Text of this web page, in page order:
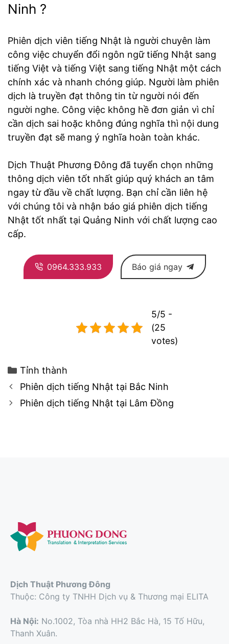
Ninh ?
Phiên dịch viên tiếng Nhật là người chuyên làm
công việc chuyển đổi ngôn ngữ tiếng Nhật sang
tiếng Việt và tiếng Việt sang tiếng Nhật một cách
chính xác và nhanh chóng giúp. Người làm phiên
dịch là truyền đạt thông tin từ người nói đến
người nghe. Công việc không hề đơn giản vì chỉ
cần dịch sai hoặc không đúng nghĩa thì nội dung
truyền đạt sẽ mang ý nghĩa hoàn toàn khác.
Dịch Thuật Phương Đông đã tuyển chọn những
thông dịch viên tốt nhất giúp quý khách an tâm
ngay từ đầu về chất lượng. Bạn chỉ cần liên hệ
với chúng tôi và nhận báo giá phiên dịch tiếng
Nhật tốt nhất tại Quảng Ninh với chất lượng cao
cấp.
0964.333.933 Báo giá ngay
5/5 -
(25
votes)
Categories
Tỉnh thành
Post
navigation
Phiên dịch tiếng Nhật tại Bắc Ninh
Phiên dịch tiếng Nhật tại Lâm Đồng
Dịch Thuật Phương Đông
Thuộc: Công ty TNHH Dịch vụ & Thương mại ELITA
Hà Nội: No.1002, Tòa nhà HH2 Bắc Hà, 15 Tố Hữu,
Thanh Xuân.